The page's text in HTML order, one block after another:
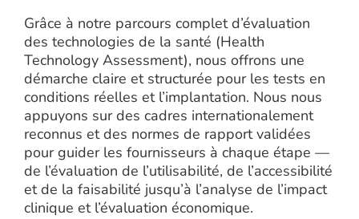
Grâce à notre parcours complet d’évaluation
des technologies de la santé (Health
Technology Assessment), nous offrons une
démarche claire et structurée pour les tests en
conditions réelles et l’implantation. Nous nous
appuyons sur des cadres internationalement
reconnus et des normes de rapport validées
pour guider les fournisseurs à chaque étape —
de l’évaluation de l’utilisabilité, de l’accessibilité
et de la faisabilité jusqu’à l’analyse de l’impact
clinique et l’évaluation économique.